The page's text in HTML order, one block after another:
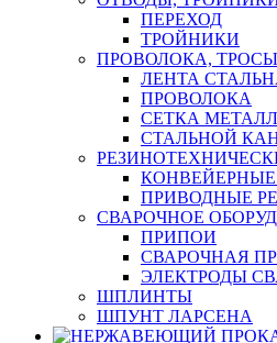
ПЕРЕХОД
ТРОЙНИКИ
ПРОВОЛОКА,
ЛЕНТА
ПРОВОЛОКА
СЕТКА
СТАЛЬНОЙ
ПРИВОДНЫЕ
СВАРОЧНОЕ
ПРИПОИ
СВАРОЧНАЯ
ЭЛЕКТРОДЫ
ШПЛИНТЫ
ШПУНТ ЛАРСЕНА